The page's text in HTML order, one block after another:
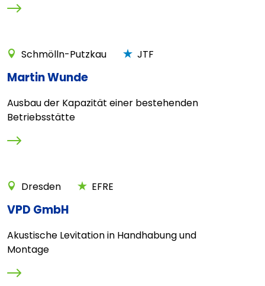
Schmölln-Putzkau JTF
Martin Wunde
Ausbau der Kapazität einer bestehenden
Betriebsstätte
Dresden EFRE
VPD GmbH
Akustische Levitation in Handhabung und
Montage